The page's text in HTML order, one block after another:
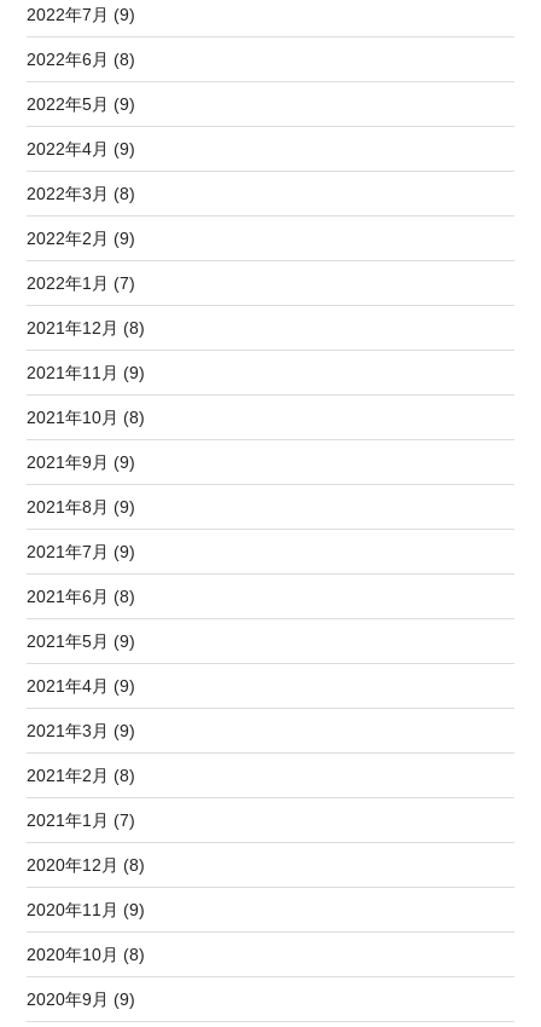
2022年7月 (9)
2022年6月 (8)
2022年5月 (9)
2022年4月 (9)
2022年3月 (8)
2022年2月 (9)
2022年1月 (7)
2021年12月 (8)
2021年11月 (9)
2021年10月 (8)
2021年9月 (9)
2021年8月 (9)
2021年7月 (9)
2021年6月 (8)
2021年5月 (9)
2021年4月 (9)
2021年3月 (9)
2021年2月 (8)
2021年1月 (7)
2020年12月 (8)
2020年11月 (9)
2020年10月 (8)
2020年9月 (9)